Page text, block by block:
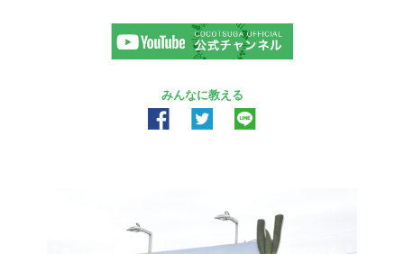
みんなに教える